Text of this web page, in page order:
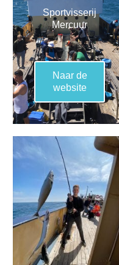
Sportvisserij
Mercuur
Naar de
website